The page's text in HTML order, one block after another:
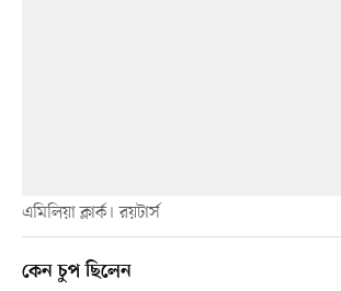
এমিলিয়া ক্লার্ক। রয়টার্স
কেন চুপ ছিলেন